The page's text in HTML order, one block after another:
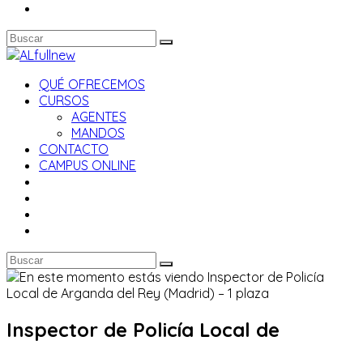
QUÉ OFRECEMOS
CURSOS
AGENTES
MANDOS
CONTACTO
CAMPUS ONLINE
Inspector de Policía Local de